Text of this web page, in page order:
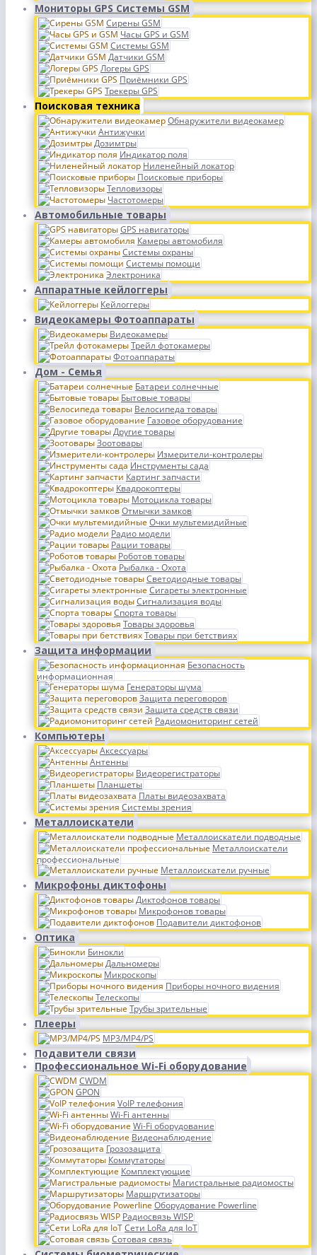
Мониторы GPS Системы GSM
Сирены GSM
Часы GPS и GSM
Системы GSM
Датчики GSM
Логеры GPS
Приёмники GPS
Трекеры GPS
Поисковая техника
Обнаружители видеокамер
Антижучки
Дозимтры
Индикатор поля
Ниленейный локатор
Поисковые приборы
Тепловизоры
Частотомеры
Автомобильные товары
GPS навигаторы
Камеры автомобиля
Системы охраны
Системы помощи
Электроника
Аппаратные кейлоггеры
Кейлоггеры
Видеокамеры Фотоаппараты
Видеокамеры
Трейл фотокамеры
Фотоаппараты
Дом - Семья
Батареи солнечные
Бытовые товары
Велосипеда товары
Газовое оборудование
Другие товары
Зоотовары
Измерители-контролеры
Инструменты сада
Картинг запчасти
Квадрокоптеры
Мотоцикла товары
Отмычки замков
Очки мультемидийные
Радио модели
Рации товары
Роботов товары
Рыбалка - Охота
Светодиодные товары
Сигареты электронные
Сигнализация воды
Спорта товары
Товары здоровья
Товары при бетствиях
Защита информации
Безопасность
информационная
Генераторы шума
Защита переговоров
Защита средств связи
Радиомониторинг сетей
Компьютеры
Аксессуары
Антенны
Видеорегистраторы
Планшеты
Платы видеозахвата
Системы зрения
Металлоискатели
Металлоискатели подводные
Металлоискатели
профессиональные
Металлоискатели ручные
Микрофоны диктофоны
Диктофонов товары
Микрофонов товары
Подавители диктофонов
Оптика
Бинокли
Дальномеры
Микроскопы
Приборы ночного видения
Телескопы
Трубы зрительные
Плееры
MP3/MP4/PS
Подавители связи
Профессиональное Wi-Fi оборудование
CWDM
GPON
VoIP телефония
Wi-Fi антенны
Wi-Fi оборудование
Видеонаблюдение
Грозозащита
Коммутаторы
Комплектующие
Магистральные радиомосты
Маршрутизаторы
Оборудование Powerline
Радиосвязь WISP
Сети LoRa для IoT
Сотовая связь